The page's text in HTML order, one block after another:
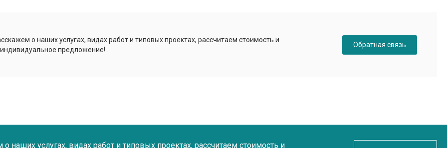
о наших услугах, видах работ и типовых проектах, рассчитаем стоимость и
предложение!
Обратная связь
наших услугах, видах работ и типовых проектах, рассчитаем стоимость и